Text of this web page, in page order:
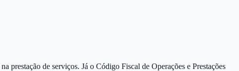
prestação de serviços. Já o Código Fiscal de Operações e Prestações